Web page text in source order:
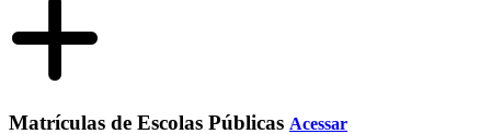
Matrículas de Escolas Públicas Acessar